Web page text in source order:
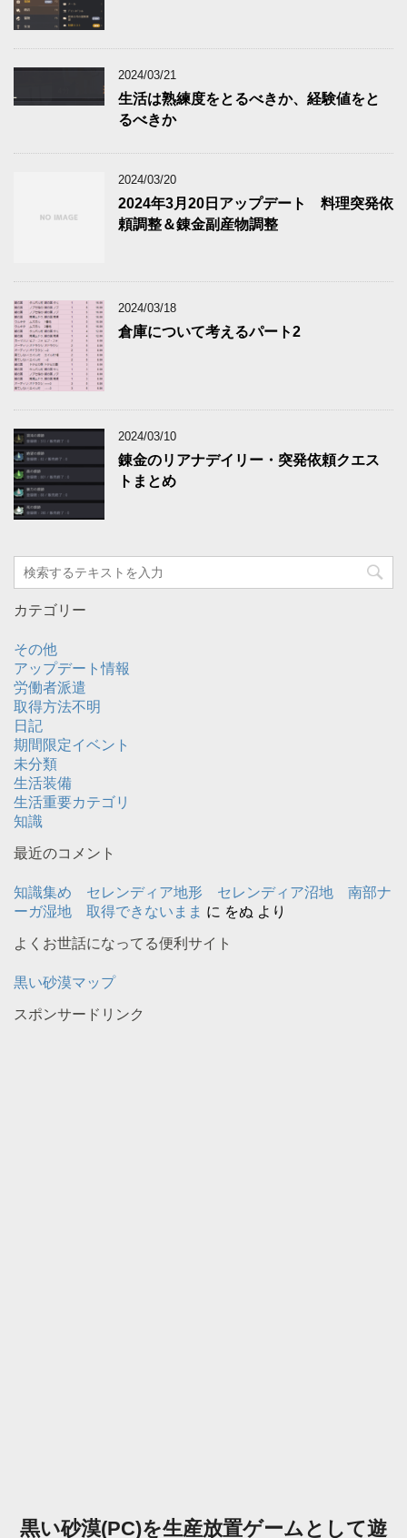
2024/03/21
生活は熟練度をとるべきか、経験値をと
るべきか
2024/03/20
2024年3月20日アップデート 料理突発依
頼調整＆錬金副産物調整
2024/03/18
倉庫について考えるパート2
2024/03/10
錬金のリアナデイリー・突発依頼クエス
トまとめ
カテゴリー
その他
アップデート情報
労働者派遣
取得方法不明
日記
期間限定イベント
未分類
生活装備
生活重要カテゴリ
知識
最近のコメント
知識集め セレンディア地形 セレンディア沼地 南部ナ
ーガ湿地 取得できないまま に をぬ より
よくお世話になってる便利サイト
黒い砂漠マップ
スポンサードリンク
黒い砂漠(PC)を生産放置ゲームとして遊